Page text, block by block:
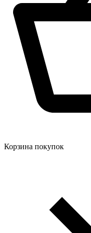
Корзина покупок